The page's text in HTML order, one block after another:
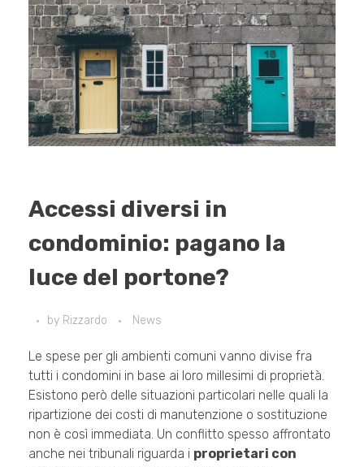
Accessi diversi in
condominio: pagano la
luce del portone?
by Rizzardo News
Le spese per gli ambienti comuni vanno divise fra
tutti i condomini in base ai loro millesimi di proprietà.
Esistono però delle situazioni particolari nelle quali la
ripartizione dei costi di manutenzione o sostituzione
non è così immediata. Un conflitto spesso affrontato
anche nei tribunali riguarda i proprietari con